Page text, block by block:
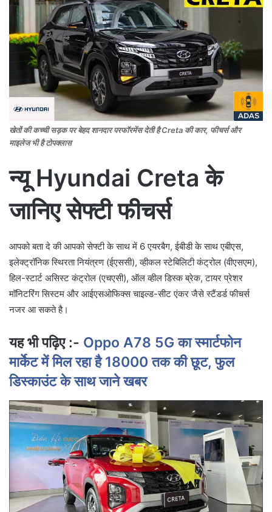
खेतों की कच्ची सड़क पर बेहद शानदार परफॉरमेंस देती है Creta की कार, फीचर्स और
माइलेज भी है टोपक्लास
न्यू Hyundai Creta के
जानिए सेफ्टी फीचर्स
आपको बता दे की आपको सेफ्टी के साथ में 6 एयरबैग, ईबीडी के साथ एबीएस,
इलेक्ट्रॉनिक स्थिरता नियंत्रण (ईएससी), व्हीकल स्टेबिलिटी कंट्रोल (वीएसएम),
हिल-स्टार्ट असिस्ट कंट्रोल (एचएसी), ऑल व्हील डिस्क ब्रेक, टायर प्रेशर
मॉनिटरिंग सिस्टम और आईएसओफिक्स चाइल्ड-सीट एंकर जैसे स्टैंडर्ड फीचर्स
नजर आ सकते है।
यह भी पढ़िए :- Oppo A78 5G का स्मार्टफोन
मार्केट में मिल रहा है 18000 तक की छूट, फुल
डिस्काउंट के साथ जाने खबर